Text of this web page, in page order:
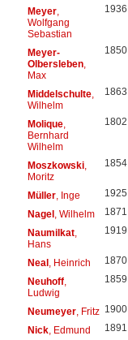
Meyer,
Wolfgang
Sebastian
1936
Meyer-
Olbersleben,
Max
1850
Middelschulte,
Wilhelm
1863
Molique,
Bernhard
Wilhelm
1802
Moszkowski,
Moritz
1854
Müller, Inge 1925
Nagel , Wilhelm 1871
Naumilkat,
Hans
1919
Neal , Heinrich 1870
Neuhoff,
Ludwig
1859
Neumeyer, Fritz 1900
Nick, Edmund 1891